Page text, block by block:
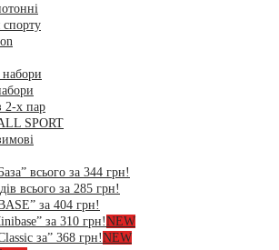
набори
2-х пар
SPORT
всього за 344 грн!
всього за 285 грн!
за 404 грн!
за 310 грн!NEW
за” 368 грн!NEW